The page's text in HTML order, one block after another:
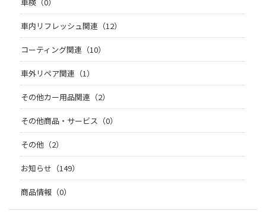
車内リフレッシュ関連（12）
コーティング関連（10）
車外リペア関連（1）
その他カー用品関連（2）
その他商品・サービス（0）
その他（2）
お知らせ（149）
商品情報（0）